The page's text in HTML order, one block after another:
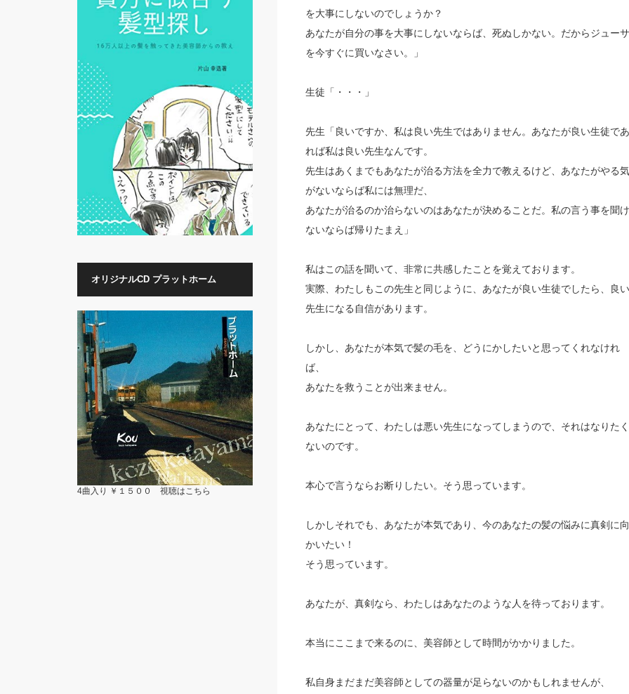
を大事にしないのでしょうか？
あなたが自分の事を大事にしないならば、死ぬしかない。だからジューサ
を今すぐに買いなさい。」
生徒「・・・」
先生「良いですか、私は良い先生ではありません。あなたが良い生徒であ
れば私は良い先生なんです。
先生はあくまでもあなたが治る方法を全力で教えるけど、あなたがやる気
がないならば私には無理だ、
あなたが治るのか治らないのはあなたが決めることだ。私の言う事を聞け
ないならば帰りたまえ」
私はこの話を聞いて、非常に共感したことを覚えております。
実際、わたしもこの先生と同じように、あなたが良い生徒でしたら、良い
先生になる自信があります。
しかし、あなたが本気で髪の毛を、どうにかしたいと思ってくれなけれ
ば、
あなたを救うことが出来ません。
あなたにとって、わたしは悪い先生になってしまうので、それはなりたく
ないのです。
本心で言うならお断りしたい。そう思っています。
しかしそれでも、あなたが本気であり、今のあなたの髪の悩みに真剣に向
かいたい！
そう思っています。
あなたが、真剣なら、わたしはあなたのような人を待っております。
本当にここまで来るのに、美容師として時間がかかりました。
私自身まだまだ美容師としての器量が足らないのかもしれませんが、
オリジナルCD プラットホーム
4曲入り ￥１５００ 視聴はこちら